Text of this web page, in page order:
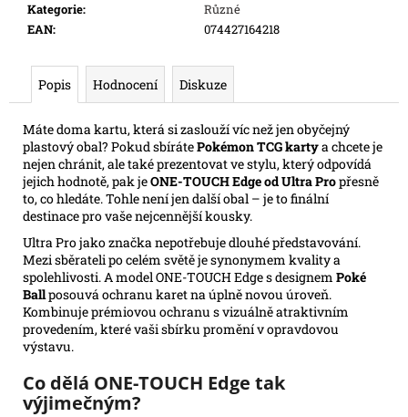
Kategorie:
Různé
EAN: 074427164218
Popis Hodnocení Diskuze
Máte doma kartu, která si zaslouží víc než jen obyčejný
plastový obal? Pokud sbírátePokémon TCG kartya chcete je
nejen chránit, ale také prezentovat ve stylu, který odpovídá
jejich hodnotě, pak jeONE-TOUCH Edge od Ultra Propřesně
to, co hledáte. Tohle není jen další obal – je to finální
destinace pro vaše nejcennější kousky.
Ultra Pro jako značka nepotřebuje dlouhé představování.
Mezi sběrateli po celém světě je synonymem kvality a
spolehlivosti. A model ONE-TOUCH Edge s designem Poké
Ballposouvá ochranu karet na úplně novou úroveň.
Kombinuje prémiovou ochranu s vizuálně atraktivním
provedením, které vaši sbírku promění v opravdovou
výstavu.
Co dělá ONE-TOUCH Edge tak
výjimečným?
RIFTBOUND:
OF
LEGENDS
TCG
-
UNLEASHED:
BOOSTER
139
Kč
Původně:
169
Kč